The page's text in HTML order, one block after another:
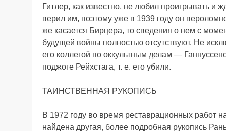
Гитлер, как известно, не любил проигрывать и
верил им, поэтому уже в 1939 году он
же касается Бирцера, то сведения о нем с
будущей войны полностью отсутствуют. Не
его коллегой по оккультным делам —
поджоге Рейхстага, т. е. его убили.
ТАИНСТВЕННАЯ РУКОПИСЬ
В 1972 году во время реставрационных работ
найдена другая, более подробная рукопись